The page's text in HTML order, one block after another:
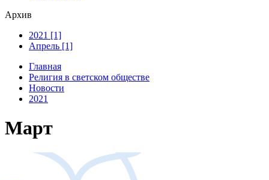
Архив
2021 [1]
Апрель [1]
Главная
Религия в светском обществе
Новости
2021
Март